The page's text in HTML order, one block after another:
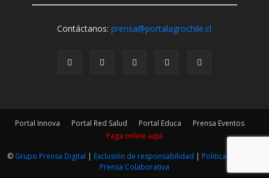
Contáctanos:prensa@portalagrochile.cl
Portal Innova Portal Red Salud Portal Educa
Prensa Eventos
Paga online aquí
© Grupo Prensa Digital | Exclusión de responsabilidad | Politica Editorial
Prensa Colaborativa